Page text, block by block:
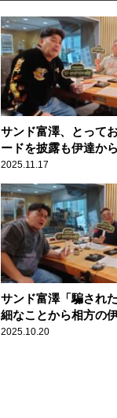
サンド富澤、とって
ードを披露も伊達か
メ出し！
2025.11.17
サンド富澤「騙され
細なことから相方の
抱く
2025.10.20